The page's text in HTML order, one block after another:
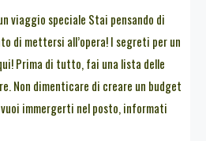
viaggio speciale Stai pensando di
di mettersi all’opera! I segreti per un
Prima di tutto, fai una lista delle
Non dimenticare di creare un budget
vuoi immergerti nel posto, informati